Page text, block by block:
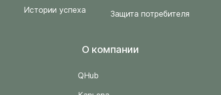
Истории успеха
Защита потребителя
O компании
QHub